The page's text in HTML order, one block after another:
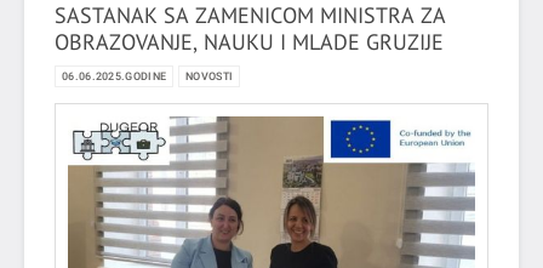
SASTANAK SA ZAMENICOM MINISTRA ZA
OBRAZOVANJE, NAUKU I MLADE GRUZIJE
06.06.2025.GODINE NOVOSTI